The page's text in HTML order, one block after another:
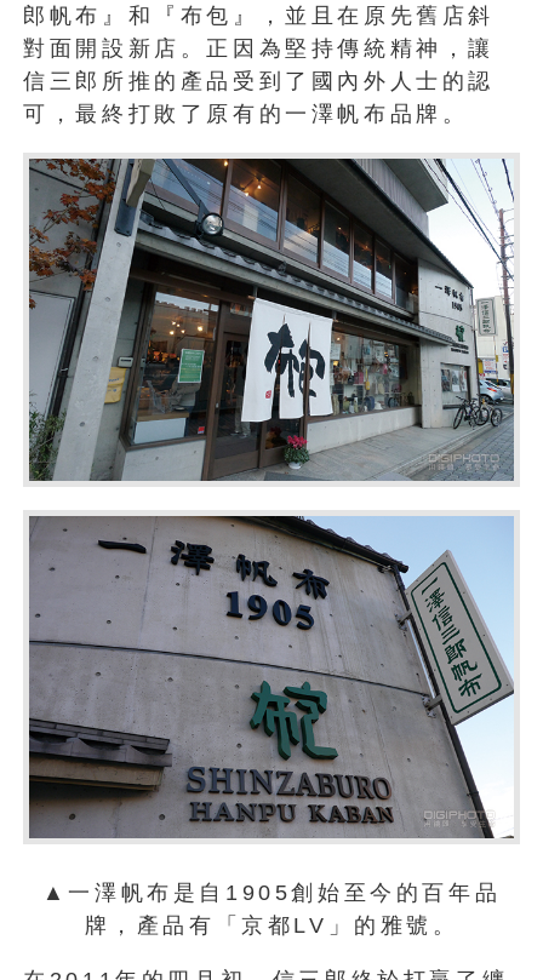
郎帆布』和『布包』，並且在原先舊店斜
對面開設新店。正因為堅持傳統精神，讓
信三郎所推的產品受到了國內外人士的認
可，最終打敗了原有的一澤帆布品牌。
▲一澤帆布是自1905創始至今的百年品
牌，產品有「京都LV」的雅號。